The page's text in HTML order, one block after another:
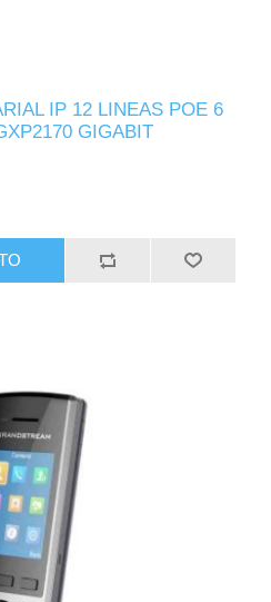
IP 12 LINEAS POE 6
GIGABIT